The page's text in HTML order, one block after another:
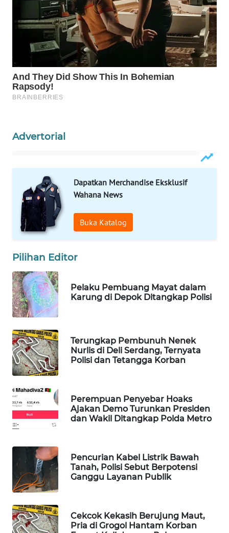
Advertorial
Dapatkan Merchandise Eksklusif
Wahana News
Buka Katalog
Pilihan Editor
Pelaku Pembuang Mayat dalam
Karung di Depok Ditangkap Polisi
Terungkap Pembunuh Nenek
Nurlis di Deli Serdang, Ternyata
Polisi dan Tetangga Korban
Perempuan Penyebar Hoaks
Ajakan Demo Turunkan Presiden
dan Wakil Ditangkap Polda Metro
Pencurian Kabel Listrik Bawah
Tanah, Polisi Sebut Berpotensi
Ganggu Layanan Publik
Cekcok Kekasih Berujung Maut,
Pria di Grogol Hantam Korban
WAHANA
INFRASTRUKTUR
WAHANA
KONSUMEN
WAHANA
LISTRIK
TRAVEL
WAHANANEWS
ID
WAHANANEWS
CO ID
WAHANANEWS
NET
WAHANA
WAHANA
UMKM
WAHANA
SELEB
WAHANA
OTOMOTIF
WAHANA
HEALTH